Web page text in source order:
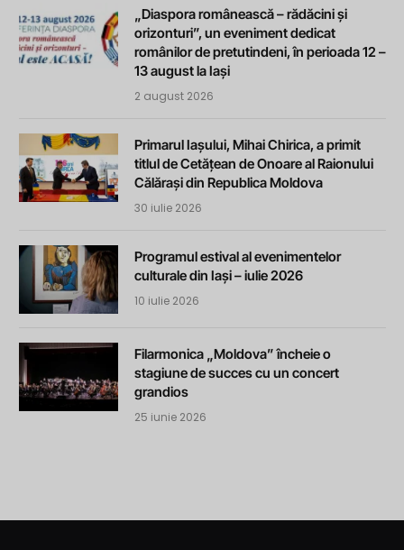
„Diaspora românească – rădăcini și
orizonturi”, un eveniment dedicat
românilor de pretutindeni, în perioada 12 –
13 august la Iași
2 august 2026
Primarul Iașului, Mihai Chirica, a primit
titlul de Cetățean de Onoare al Raionului
Călărași din Republica Moldova
30 iulie 2026
Programul estival al evenimentelor
culturale din Iași – iulie 2026
10 iulie 2026
Filarmonica „Moldova” încheie o
stagiune de succes cu un concert
grandios
25 iunie 2026